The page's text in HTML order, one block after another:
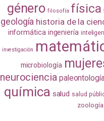
género filosofía física
geología historia de la
informática ingeniería
investigación
microbiología
neurociencia
química salud salud
zoología